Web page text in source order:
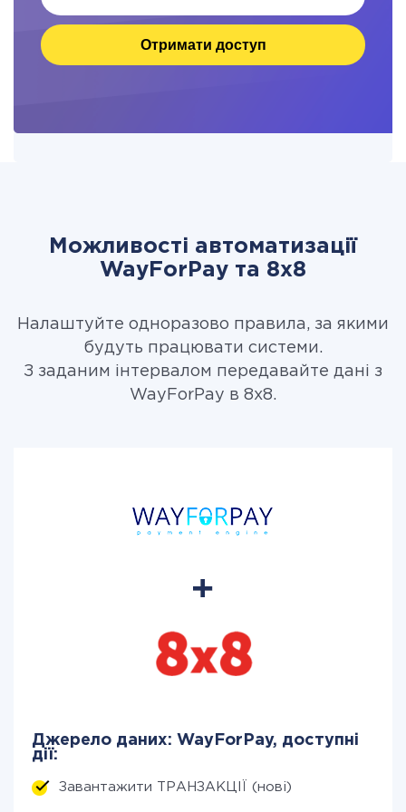
Отримати доступ
Можливості автоматизації
WayForPay та 8x8
Налаштуйте одноразово правила, за якими
будуть працювати системи.
З заданим інтервалом передавайте дані з
WayForPay в 8x8.
Джерело даних: WayForPay, доступні
дії:
Завантажити ТРАНЗАКЦІЇ (нові)